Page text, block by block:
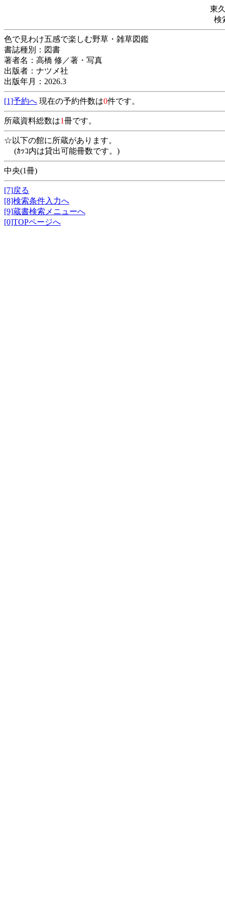
東
検
色で見わけ五感で楽しむ野草・雑草図
書誌種別：図書
著者名：高橋 修／著・写真
出版者：ナツメ社
出版年月：2026.3
[1]予約へ 現在の予約件数は0件です。
所蔵資料総数は1冊です。
☆以下の館に所蔵があります。
(ｶｯｺ内は貸出可能冊数です。)
中央(1冊)
[7]戻る
[8]検索条件入力へ
[9]蔵書検索メニューへ
[0]TOPページへ